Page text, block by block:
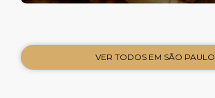
VER TODOS EM SÃO PAULO